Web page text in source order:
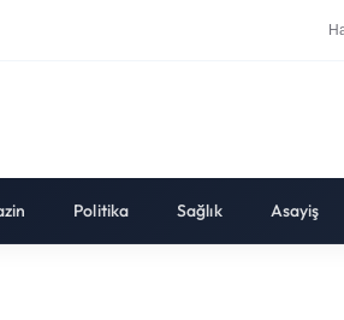
Politika Sağlık Asayiş